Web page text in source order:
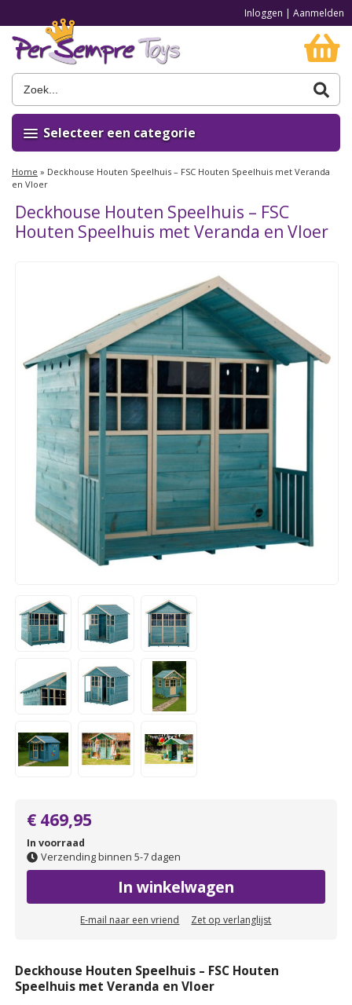
Inloggen | Aanmelden
Selecteer een categorie
Home » Deckhouse Houten Speelhuis – FSC Houten Speelhuis met Veranda
en Vloer
Deckhouse Houten Speelhuis – FSC
Houten Speelhuis met Veranda en Vloer
€ 469,95
In voorraad
Verzending binnen 5-7 dagen
In winkelwagen
E-mail naar een vriend Zet op verlanglijst
Deckhouse Houten Speelhuis – FSC Houten
Speelhuis met Veranda en Vloer